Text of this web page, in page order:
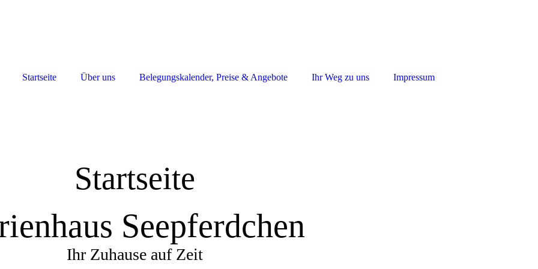
Startseite
Seepferdchen
Ihr Zuhause auf Zeit
Startseite Über uns Belegungskalender, Preise & Angebote Ihr Weg zu uns Impressum